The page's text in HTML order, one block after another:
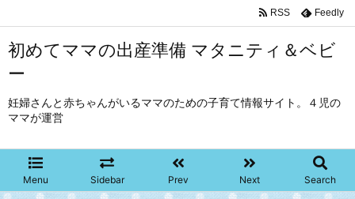
初めてママの出産準備 マタニティ＆ベビ
ー
妊婦さんと赤ちゃんがいるママのための子育て情報サイト。４児の
ママが運営
Menu Sidebar Prev Next Search
RSS Feedly